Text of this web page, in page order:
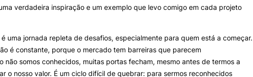
verdadeira inspiração e um exemplo que levo comigo em cada projeto
uma jornada repleta de desafios, especialmente para quem está a começar.
é constante, porque o mercado tem barreiras que parecem
não somos conhecidos, muitas portas fecham, mesmo antes de termos a
o nosso valor. É um ciclo difícil de quebrar: para sermos reconhecidos